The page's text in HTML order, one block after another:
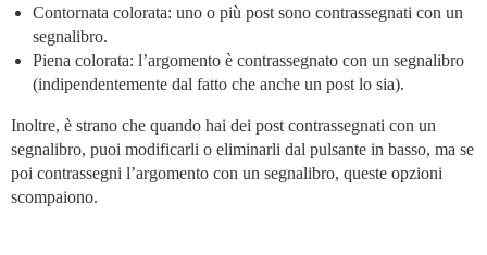
Contornata colorata: uno o più post sono contrassegnati con un
segnalibro.
Piena colorata: l’argomento è contrassegnato con un segnalibro
(indipendentemente dal fatto che anche un post lo sia).
Inoltre, è strano che quando hai dei post contrassegnati con un
segnalibro, puoi modificarli o eliminarli dal pulsante in basso, ma se
poi contrassegni l’argomento con un segnalibro, queste opzioni
scompaiono.